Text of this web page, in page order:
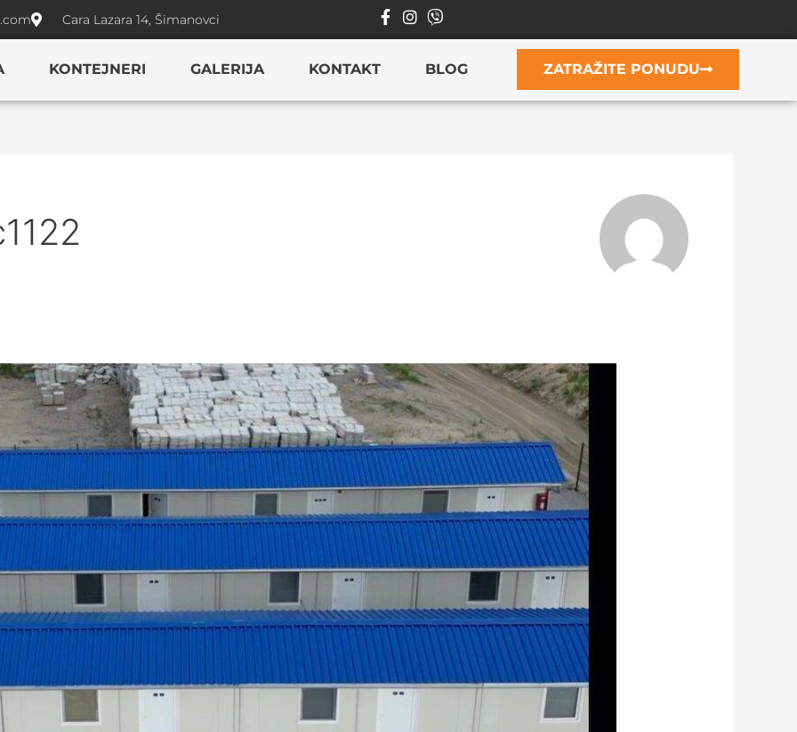
Cara Lazara 14, Šimanovci
KONTEJNERI GALERIJA KONTAKT BLOG ZATRAŽITE PONUDU